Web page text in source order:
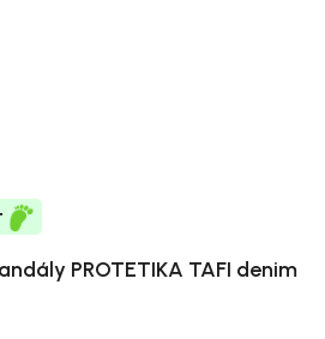
PROTETIKA TAFI denim